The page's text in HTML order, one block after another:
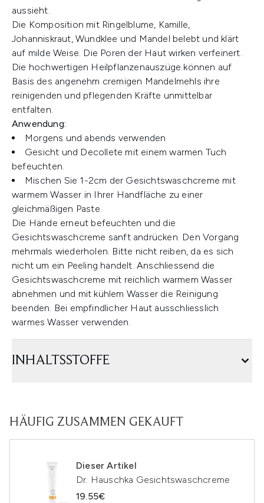
aussieht.
Die Komposition mit Ringelblume, Kamille,
Johanniskraut, Wundklee und Mandel belebt und klärt
auf milde Weise. Die Poren der Haut wirken verfeinert.
Die hochwertigen Heilpflanzenauszüge können auf
Basis des angenehm cremigen Mandelmehls ihre
reinigenden und pflegenden Kräfte unmittelbar
entfalten.
Anwendung:
Morgens und abends verwenden
Gesicht und Decollete mit einem warmen Tuch
befeuchten.
Mischen Sie 1-2cm der Gesichtswaschcreme mit
warmem Wasser in Ihrer Handfläche zu einer
gleichmäßigen Paste.
Die Hände erneut befeuchten und die
Gesichtswaschcreme sanft andrücken. Den Vorgang
mehrmals wiederholen. Bitte nicht reiben, da es sich
nicht um ein Peeling handelt. Anschliessend die
Gesichtswaschcreme mit reichlich warmem Wasser
abnehmen und mit kühlem Wasser die Reinigung
beenden. Bei empfindlicher Haut ausschliesslich
warmes Wasser verwenden.
INHALTSSTOFFE
HÄUFIG ZUSAMMEN GEKAUFT
Dieser Artikel
Dr. Hauschka Gesichtswaschcreme
19.55€